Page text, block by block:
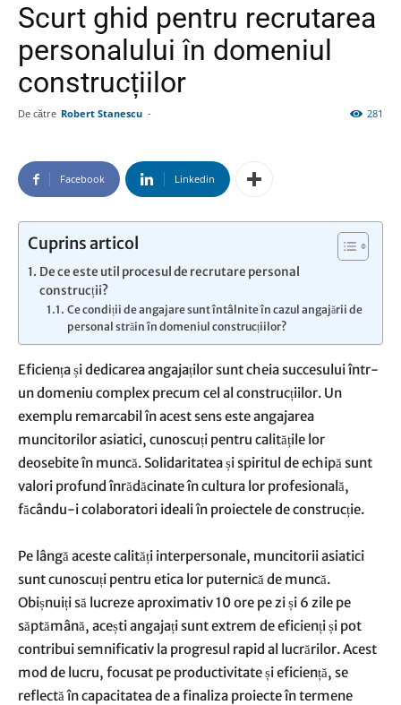
Scurt ghid pentru recrutarea
personalului în domeniul
construcțiilor
De către Robert Stanescu - 281
Facebook Linkedin
Cuprins articol
De ce este util procesul de recrutare personal
construcții?
Ce condiții de angajare sunt întâlnite în cazul angajării de
personal străin în domeniul construcțiilor?
Eficiența și dedicarea angajaților sunt cheia succesului într-
un domeniu complex precum cel al construcțiilor. Un
exemplu remarcabil în acest sens este angajarea
muncitorilor asiatici, cunoscuți pentru calitățile lor
deosebite în muncă. Solidaritatea și spiritul de echipă sunt
valori profund înrădăcinate în cultura lor profesională,
făcându-i colaboratori ideali în proiectele de construcție.
Pe lângă aceste calități interpersonale, muncitorii asiatici
sunt cunoscuți pentru etica lor puternică de muncă.
Obișnuiți să lucreze aproximativ 10 ore pe zi și 6 zile pe
săptămână, acești angajați sunt extrem de eficienți și pot
contribui semnificativ la progresul rapid al lucrărilor. Acest
mod de lucru, focusat pe productivitate și eficiență, se
reflectă în capacitatea de a finaliza proiecte în termene